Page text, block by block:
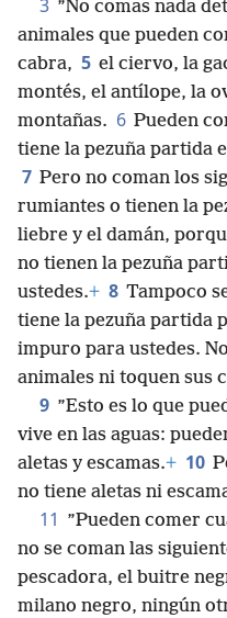
3 ”No comas nada
animales que pueden
cabra, 5 el ciervo, la
montés, el antílope, la
montañas. 6 Pueden
tiene la pezuña partida
7 Pero no coman los
rumiantes o tienen la
liebre y el damán,
no tienen la pezuña
ustedes.+ 8 Tampoco
tiene la pezuña partida
impuro para ustedes.
animales ni toquen sus
9 ”Esto es lo que
vive en las aguas:
aletas y escamas.+ 10
no tiene aletas ni
11 ”Pueden comer
no se coman las
pescadora, el buitre
milano negro, ningún